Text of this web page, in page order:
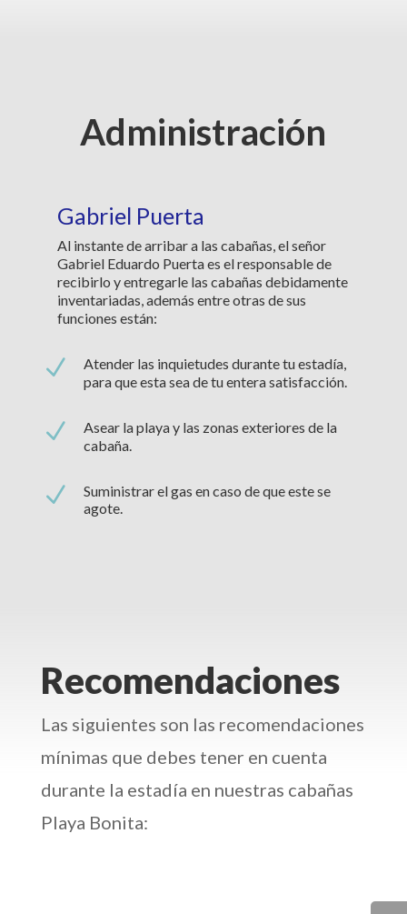
Administración
Gabriel Puerta
Al instante de arribar a las cabañas, el señor
Gabriel Eduardo Puerta es el responsable de
recibirlo y entregarle las cabañas debidamente
inventariadas, además entre otras de sus
funciones están:
N
Atender las inquietudes durante tu estadía,
para que esta sea de tu entera satisfacción.
N
Asear la playa y las zonas exteriores de la
cabaña.
N
Suministrar el gas en caso de que este se
agote.
Recomendaciones
Las siguientes son las recomendaciones
mínimas que debes tener en cuenta
durante la estadía en nuestras cabañas
Playa Bonita: